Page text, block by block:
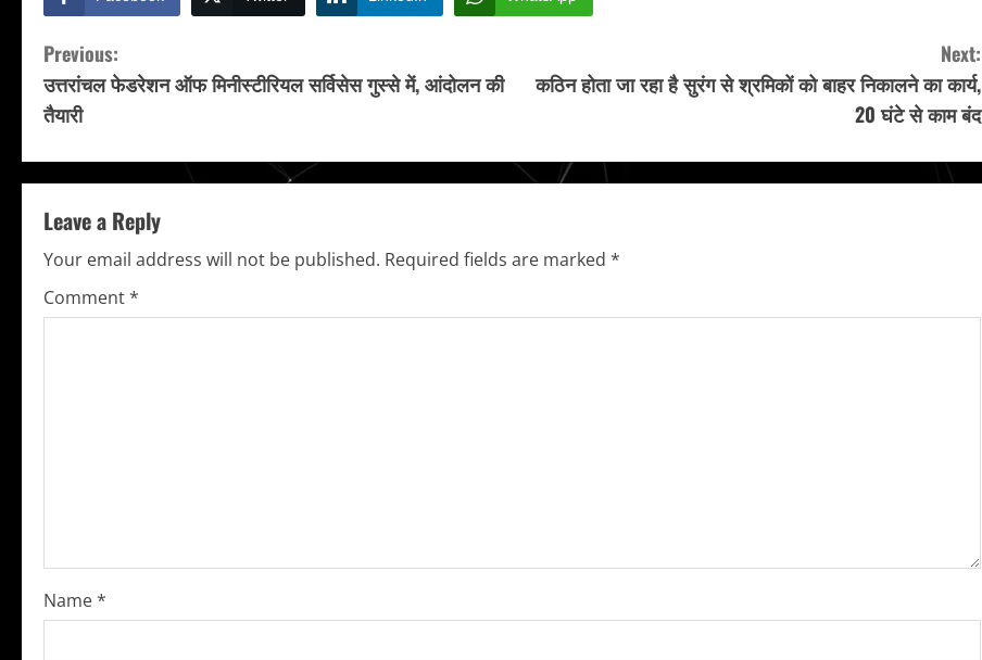
C
o
n
t
i
n
u
d
i
Previous:
उत्तरांचल फेडरेशन ऑफ मिनीस्टीरियल सर्विसेस गुस्से में, आंदोलन की
तैयारी
Next:
कठिन होता जा रहा है सुरंग से श्रमिकों को बाहर निकालने का कार्य,
20 घंटे से काम बंद
Leave a Reply
Your email address will not be published. Required fields are marked *
Comment*
Name*